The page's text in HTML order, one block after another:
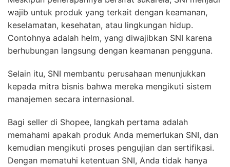
wajib untuk produk yang terkait dengan keamanan,
keselamatan, kesehatan, atau lingkungan hidup.
Contohnya adalah helm, yang diwajibkan SNI karena
berhubungan langsung dengan keamanan pengguna.
Selain itu, SNI membantu perusahaan menunjukkan
kepada mitra bisnis bahwa mereka mengikuti sistem
manajemen secara internasional.
Bagi seller di Shopee, langkah pertama adalah
memahami apakah produk Anda memerlukan SNI, dan
kemudian mengikuti proses pengujian dan sertifikasi.
Dengan mematuhi ketentuan SNI, Anda tidak hanya